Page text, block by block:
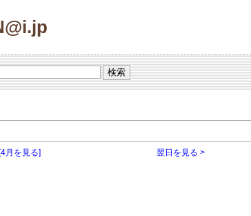
[4月を見る] 翌日を見る >